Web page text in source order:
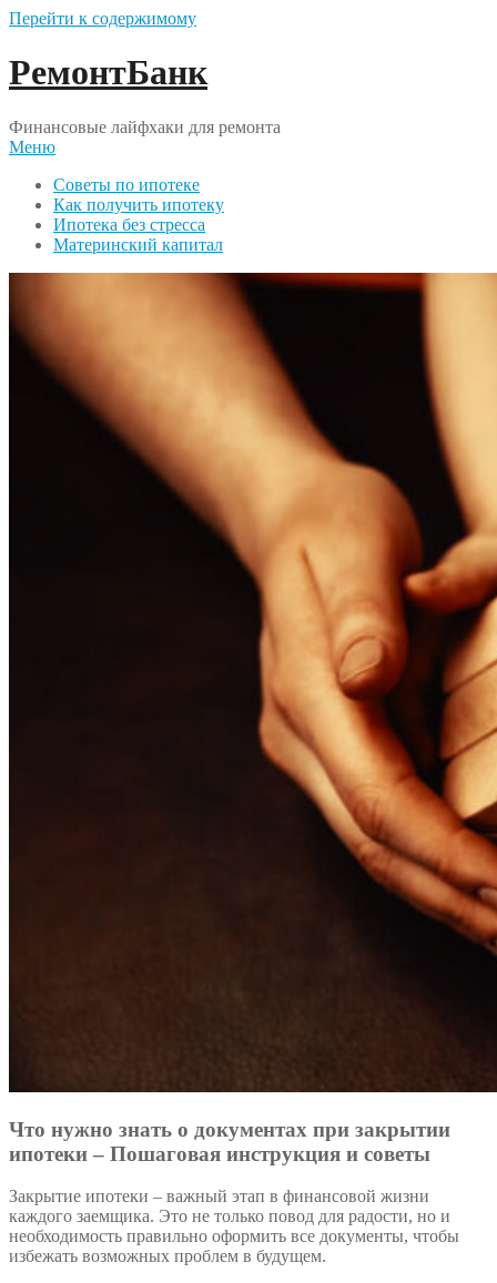
Перейти к содержимому
РемонтБанк
Финансовые лайфхаки для ремонта
Меню
Советы по ипотеке
Как получить ипотеку
Ипотека без стресса
Материнский капитал
Что нужно знать о документах при закрытии
ипотеки – Пошаговая инструкция и советы
Закрытие ипотеки – важный этап в финансовой жизни
каждого заемщика. Это не только повод для радости, но и
необходимость правильно оформить все документы, чтобы
избежать возможных проблем в будущем.